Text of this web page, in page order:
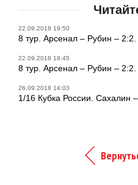
22.09.2018 19:50
8 тур. Арсенал – Рубин – 2:2.
22.09.2018 18:45
8 тур. Арсенал – Рубин –
26.09.2018 14:03
1/16 Кубка России. Сахалин